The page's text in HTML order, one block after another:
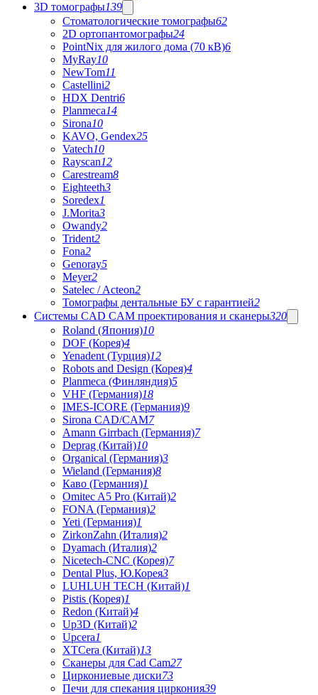
3D томографы139
Стоматологические томографы62
2D ортопантомографы24
PointNix для жилого дома (70 кВ)6
MyRay10
NewTom11
Castellini2
HDX Dentri6
Planmeca14
Sirona10
KAVO, Gendex25
Vatech10
Rayscan12
Carestream8
Eighteeth3
Soredex1
J.Morita3
Owandy2
Trident2
Fona2
Genoray5
Meyer2
Satelec / Acteon2
Томографы дентальные БУ с гарантией2
Системы CAD CAM проектирования и сканеры320
Roland (Япония)10
DOF (Корея)4
Yenadent (Турция)12
Robots and Design (Корея)4
Planmeca (Финляндия)5
VHF (Германия)18
IMES-ICORE (Германия)9
Sirona CAD/CAM7
Amann Girrbach (Германия)7
Deprag (Китай)10
Organical (Германия)3
Wieland (Германия)8
Каво (Германия)1
Omitec A5 Pro (Китай)2
FONA (Германия)2
Yeti (Германия)1
ZirkonZahn (Италия)2
Dyamach (Италия)2
Nicetech-CNC (Корея)7
Dental Plus, Ю.Корея3
LUHLUH TECH (Китай)1
Pistis (Корея)1
Redon (Китай)4
Up3D (Китай)2
Upcera1
XTCera (Китай)13
Сканеры для Cad Cam27
Циркониевые диски73
Печи для спекания циркония39